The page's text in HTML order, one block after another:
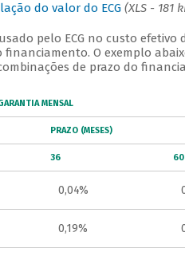
do valor do ECG (XLS - 181
pelo ECG no custo
O exemplo
de prazo do
MENSAL
PRAZO (MESES)
36 60
0,04%
0,19%